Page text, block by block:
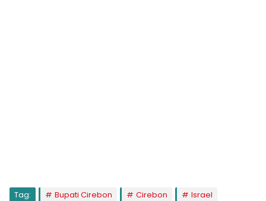
Tag: Bupati Cirebon Cirebon
Israel